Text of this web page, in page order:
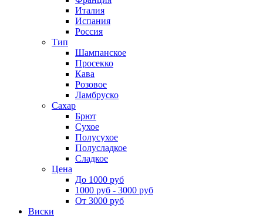
Италия
Испания
Россия
Тип
Шампанское
Просекко
Кава
Розовое
Ламбруско
Сахар
Брют
Сухое
Полусухое
Полусладкое
Сладкое
Цена
До 1000 руб
1000 руб - 3000 руб
От 3000 руб
Виски